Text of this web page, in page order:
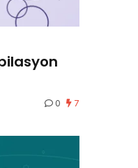
0 7